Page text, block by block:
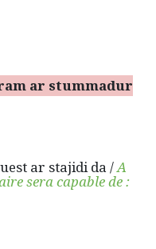
ar stummadur
ar stajidi da /A
sera capable de :